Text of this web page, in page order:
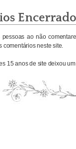
ao não
comentários neste site.
15 anos de site deixou